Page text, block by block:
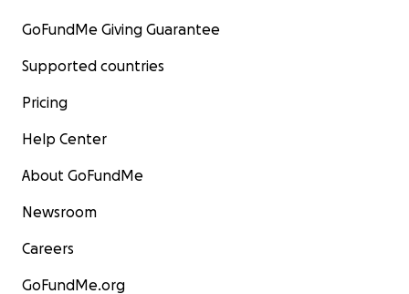
GoFundMe Giving Guarantee
Supported countries
Pricing
Help Center
About GoFundMe
Newsroom
Careers
GoFundMe.org